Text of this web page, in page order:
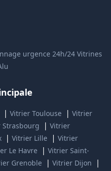
urgence 24h/24 Vitrines
| Vitrier Toulouse | Vitrier
Strasbourg | Vitrier
| Vitrier Lille | Vitrier
Le Havre | Vitrier Saint-
Grenoble | Vitrier Dijon |